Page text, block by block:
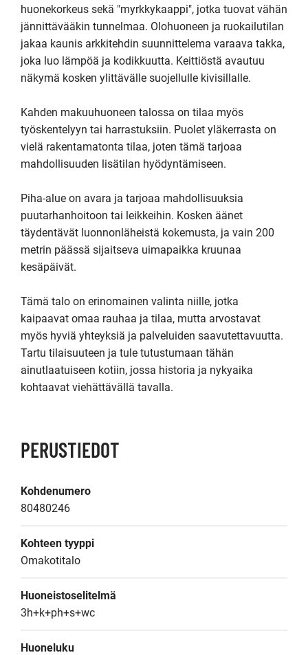
huonekorkeus sekä "myrkkykaappi", jotka tuovat vähän
jännittävääkin tunnelmaa. Olohuoneen ja ruokailutilan
jakaa kaunis arkkitehdin suunnittelema varaava takka,
joka luo lämpöä ja kodikkuutta. Keittiöstä avautuu
näkymä kosken ylittävälle suojellulle kivisillalle.
Kahden makuuhuoneen talossa on tilaa myös
työskentelyyn tai harrastuksiin. Puolet yläkerrasta on
vielä rakentamatonta tilaa, joten tämä tarjoaa
mahdollisuuden lisätilan hyödyntämiseen.
Piha-alue on avara ja tarjoaa mahdollisuuksia
puutarhanhoitoon tai leikkeihin. Kosken äänet
täydentävät luonnonläheistä kokemusta, ja vain 200
metrin päässä sijaitseva uimapaikka kruunaa
kesäpäivät.
Tämä talo on erinomainen valinta niille, jotka
kaipaavat omaa rauhaa ja tilaa, mutta arvostavat
myös hyviä yhteyksiä ja palveluiden saavutettavuutta.
Tartu tilaisuuteen ja tule tutustumaan tähän
ainutlaatuiseen kotiin, jossa historia ja nykyaika
kohtaavat viehättävällä tavalla.
PERUSTIEDOT
Kohdenumero
80480246
Kohteen tyyppi
Omakotitalo
Huoneistoselitelmä
3h+k+ph+s+wc
Huoneluku